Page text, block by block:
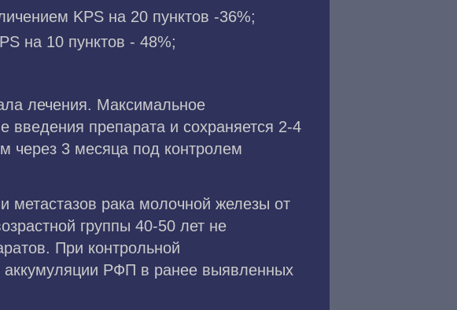
KPS на 20 пунктов -36%;
на 10 пунктов - 48%;
лечения. Максимальное
введения препарата и сохраняется 2-4
через 3 месяца под контролем
метастазов рака молочной железы от
группы 40-50 лет не
При контрольной
аккумуляции РФП в ранее выявленных